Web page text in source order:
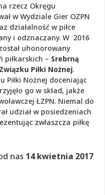
rzecz Okręgu
w Wydziale Gier OZPN
działalność w piłce
i odznaczany. W 2016
uhonorowany
piłkarskich – Srebrną
Piłki Nożnej.
Piłki Nożnej doceniając
go w skład, jakże
ŁZPN. Niemal do
udział w posiedzeniach
zwłaszcza piłkę
nas 14 kwietnia 2017